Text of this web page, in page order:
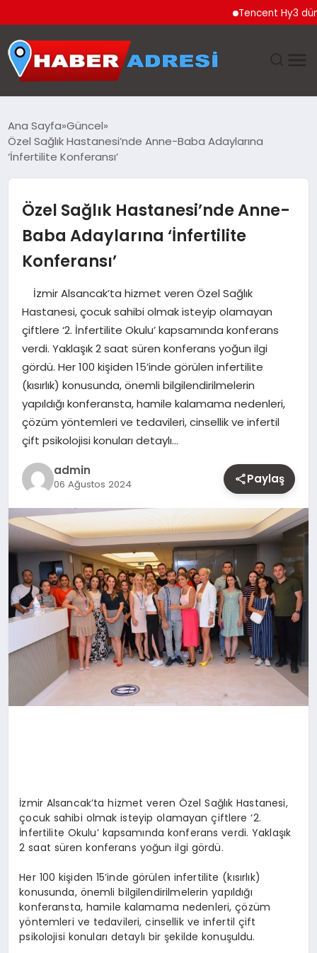
Tencent Hy3 dünya
GÜNDEM
TEKNOLOJI
EĞITIM
MAGAZIN
YAŞAM
OTOMOBIL
Ana Sayfa Güncel
Özel Sağlık Hastanesi’nde Anne-Baba Adaylarına
‘İnfertilite Konferansı’
Özel Sağlık Hastanesi’nde Anne-
Baba Adaylarına ‘İnfertilite
Konferansı’
İzmir Alsancak’ta hizmet veren Özel Sağlık
Hastanesi, çocuk sahibi olmak isteyip olamayan
çiftlere ‘2. İnfertilite Okulu’ kapsamında konferans
verdi. Yaklaşık 2 saat süren konferans yoğun ilgi
gördü. Her 100 kişiden 15’inde görülen infertilite
(kısırlık) konusunda, önemli bilgilendirilmelerin
yapıldığı konferansta, hamile kalamama nedenleri,
çözüm yöntemleri ve tedavileri, cinsellik ve infertil
çift psikolojisi konuları detaylı…
admin
06 Ağustos 2024 Paylaş
İzmir Alsancak’ta hizmet veren Özel Sağlık Hastanesi,
çocuk sahibi olmak isteyip olamayan çiftlere ‘2.
İnfertilite Okulu’ kapsamında konferans verdi. Yaklaşık
2 saat süren konferans yoğun ilgi gördü.
Her 100 kişiden 15’inde görülen infertilite (kısırlık)
konusunda, önemli bilgilendirilmelerin yapıldığı
konferansta, hamile kalamama nedenleri, çözüm
yöntemleri ve tedavileri, cinsellik ve infertil çift
psikolojisi konuları detaylı bir şekilde konuşuldu.